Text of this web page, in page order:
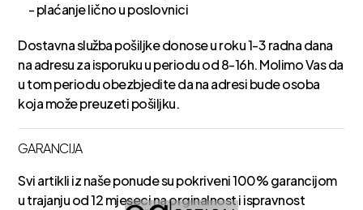
- plaćanje lično u poslovnici
Dostavna služba pošiljke donose u roku 1-3 radna dana
na adresu za isporuku u periodu od 8-16h. Molimo Vas da
u tom periodu obezbjedite da na adresi bude osoba
koja može preuzeti pošiljku.
GARANCIJA
Svi artikli iz naše ponude su pokriveni 100% garancijom
u trajanju od 12 mjeseci na orginalnost i ispravnost